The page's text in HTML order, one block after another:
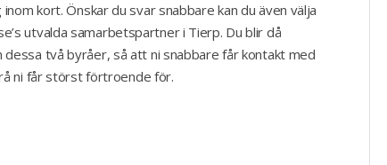
kort. Önskar du svar snabbare kan du även välja
utvalda samarbetspartner i Tierp. Du blir då
två byråer, så att ni snabbare får kontakt med
ni får störst förtroende för.